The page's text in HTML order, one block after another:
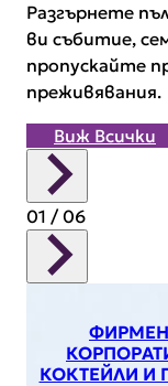
Разгърнете
ви събитие,
пропускайте
преживявания.
Виж Всички
01 / 06
КОКТЕЙЛИ И